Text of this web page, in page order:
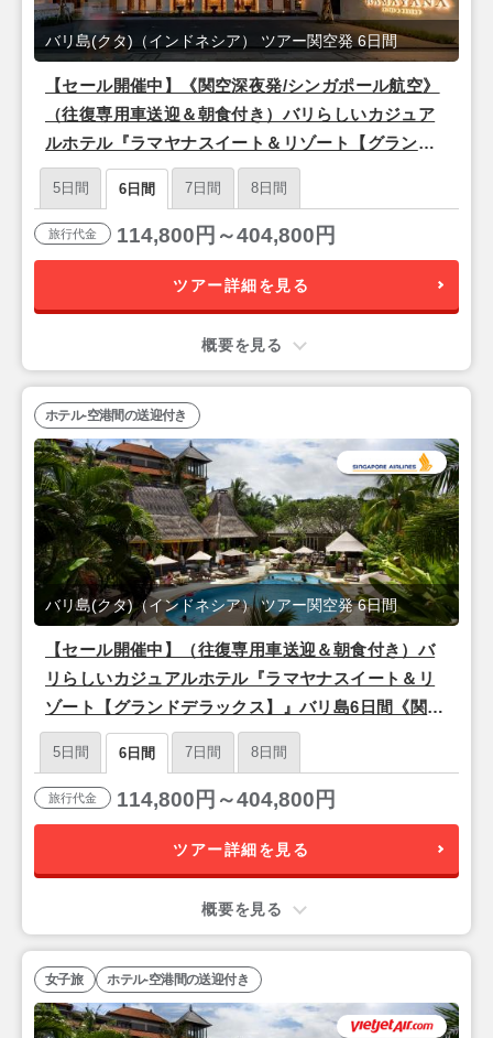
【セール開催中】《関空深夜発/シンガポール航空》
（往復専用車送迎＆朝食付き）バリらしいカジュア
ルホテル『ラマヤナスイート＆リゾート【グランド
デラックス】』バリ島6日間
バリ島(クタ)（インドネシア） ツアー関空発 6日間
5日間 6日間 7日間 8日間
旅行代金 114,800円～404,800円
ツアー詳細を見る
概要を見る
【セール開催中】（往復専用車送迎＆朝食付き）バ
リらしいカジュアルホテル『ラマヤナスイート＆リ
ゾート【グランドデラックス】』バリ島6日間《関空
午前発着/シンガポール航空》
バリ島(クタ)（インドネシア） ツアー関空発 6日間
ホテル-空港間の送迎付き
5日間 6日間 7日間 8日間
旅行代金 114,800円～404,800円
ツアー詳細を見る
概要を見る
女子旅 ホテル-空港間の送迎付き